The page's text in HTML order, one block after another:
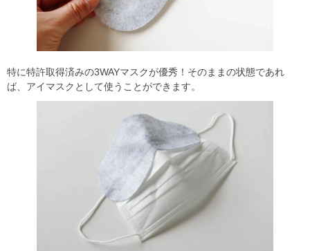
特に特許取得済みの3WAYマスクが優秀！そのままの状態であれ
ば、アイマスクとして使うことができます。